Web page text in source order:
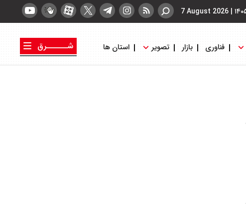
|
7 August 2026
فناوری بازار تصویر استان ها
شــــــرق